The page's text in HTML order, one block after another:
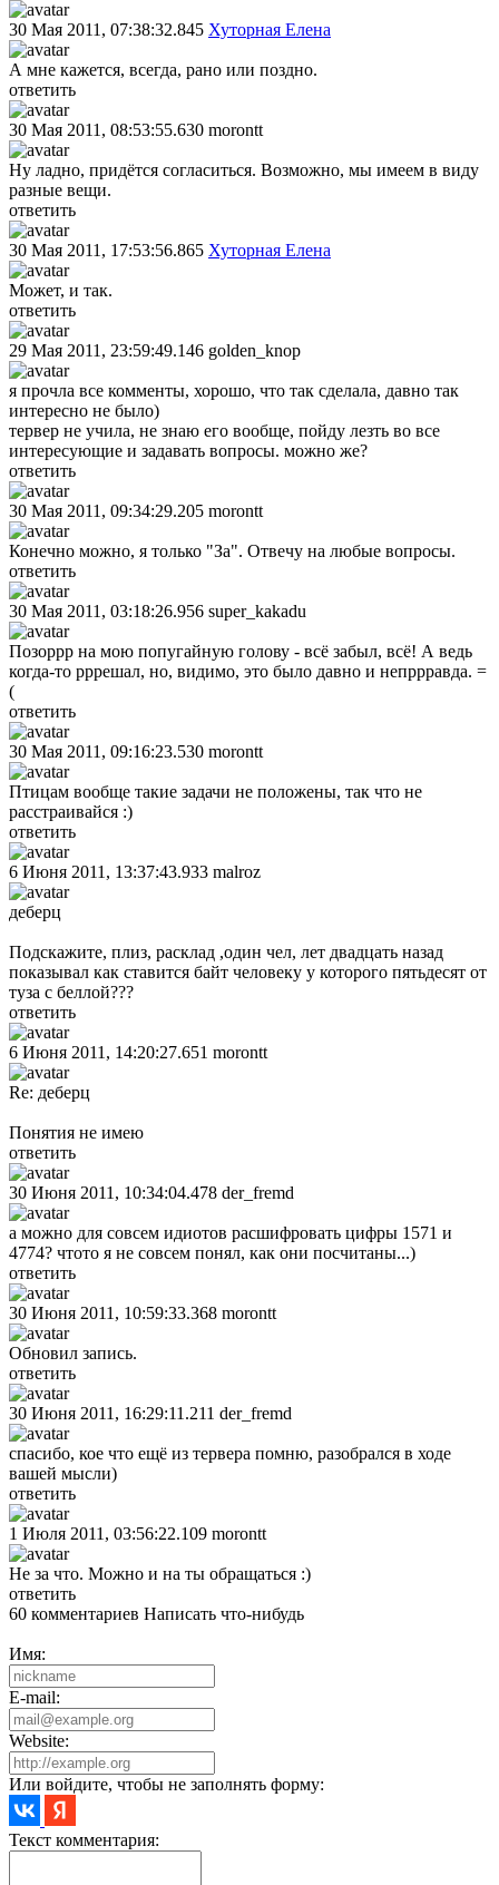
30 Мая 2011, 07:38:32.845 Хуторная Елена
А мне кажется, всегда, рано или поздно.
ответить
30 Мая 2011, 08:53:55.630 morontt
Ну ладно, придётся согласиться. Возможно, мы имеем в виду
разные вещи.
ответить
30 Мая 2011, 17:53:56.865 Хуторная Елена
Может, и так.
ответить
29 Мая 2011, 23:59:49.146 golden_knop
я прочла все комменты, хорошо, что так сделала, давно так
интересно не было)
тервер не учила, не знаю его вообще, пойду лезть во все
интересующие и задавать вопросы. можно же?
ответить
30 Мая 2011, 09:34:29.205 morontt
Конечно можно, я только "За". Отвечу на любые вопросы.
ответить
30 Мая 2011, 03:18:26.956 super_kakadu
Позоррр на мою попугайную голову - всё забыл, всё! А ведь
когда-то рррешал, но, видимо, это было давно и непррравда. =
(
ответить
30 Мая 2011, 09:16:23.530 morontt
Птицам вообще такие задачи не положены, так что не
расстраивайся :)
ответить
6 Июня 2011, 13:37:43.933 malroz
деберц
Подскажите, плиз, расклад ,один чел, лет двадцать назад
показывал как ставится байт человеку у которого пятьдесят от
туза с беллой???
ответить
6 Июня 2011, 14:20:27.651 morontt
Re: деберц
Понятия не имею
ответить
30 Июня 2011, 10:34:04.478 der_fremd
а можно для совсем идиотов расшифровать цифры 1571 и
4774? чтото я не совсем понял, как они посчитаны...)
ответить
30 Июня 2011, 10:59:33.368 morontt
Обновил запись.
ответить
30 Июня 2011, 16:29:11.211 der_fremd
спасибо, кое что ещё из тервера помню, разобрался в ходе
вашей мысли)
ответить
1 Июля 2011, 03:56:22.109 morontt
Не за что. Можно и на ты обращаться :)
ответить
60 комментариев Написать что-нибудь
Имя:
E-mail:
Website:
Или войдите, чтобы не заполнять форму:
Текст комментария: